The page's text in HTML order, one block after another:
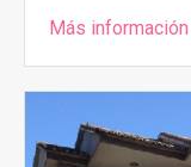
Más información